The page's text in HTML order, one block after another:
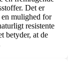
Det er
mulighed for
resistente
betyder, at de